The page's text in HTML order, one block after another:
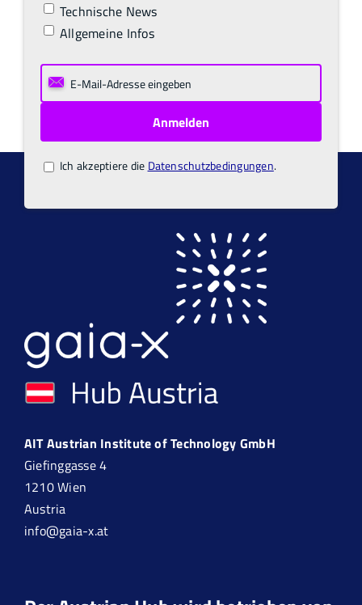
Technische News
Allgemeine Infos
Ich akzeptiere die Datenschutzbedingungen.
AIT Austrian Institute of Technology GmbH
Giefinggasse 4
1210 Wien
Austria
info@gaia-x.at